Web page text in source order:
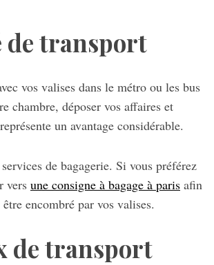
de transport
vos valises dans le métro ou les bus
chambre, déposer vos affaires et
un avantage considérable.
de bagagerie. Si vous préférez
vers une consigne à bagage à paris afin
encombré par vos valises.
de transport